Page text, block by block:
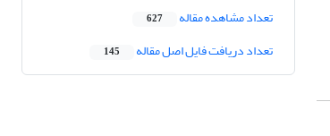
تعداد مشاهده مقاله 627
تعداد دریافت فایل اصل مقاله 145